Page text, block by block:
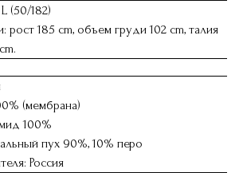
(50/182)
рост 185 cm, объем груди 102 cm, талия
(мембрана)
100%
пух 90%, 10% перо
Россия